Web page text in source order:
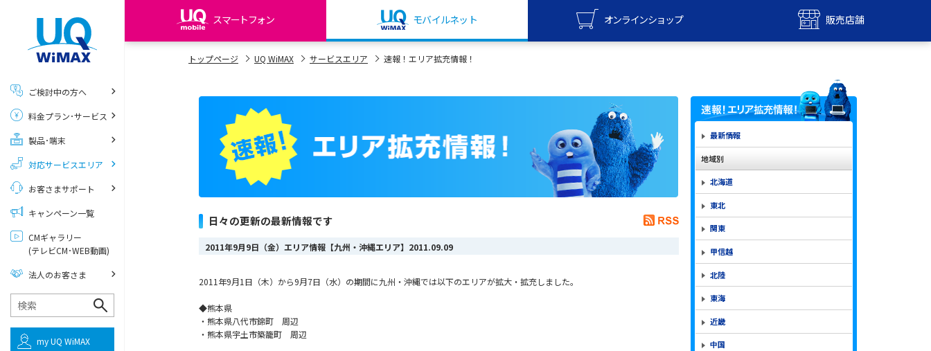
スマートフォン モバイルネット オンラインショップ 販売店舗
my UQ WiMAX
My UQ mobile
UQ mobile ご契約の方
UQ mobile
データチャージサイト
UQ WiMAX
オンラインショップ
UQ WiMAX
販売店舗
トップページ UQ WiMAX サービスエリア 速報！エリア拡充情報！
日々の更新の最新情報です
2011年9月9日（金）エリア情報【九州・沖縄エリア】 2011.09.09
2011年9月1日（木）から9月7日（水）の期間に九州・沖縄では以下のエリアが拡大・拡充しました。
◆熊本県
・熊本県八代市錦町 周辺
・熊本県宇土市築籠町 周辺
最新情報
地域別
北海道
東北
関東
甲信越
北陸
東海
近畿
中国
ご検討中の方へ
料金プラン･サービス
製品･端末
対応サービスエリア
お客さまサポート
キャンペーン一覧
CMギャラリー
(テレビCM･WEB動画)
法人のお客さま
my UQ WiMAX